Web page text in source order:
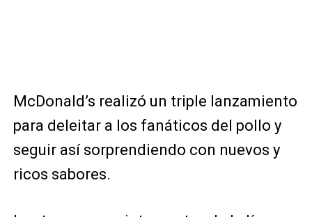
McDonald’s realizó un triple lanzamiento
para deleitar a los fanáticos del pollo y
seguir así sorprendiendo con nuevos y
ricos sabores.